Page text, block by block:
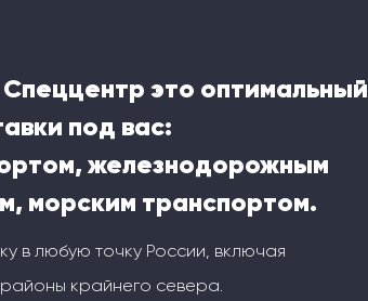
Спеццентр это оптимальный
под вас:
железнодорожным
морским транспортом.
в любую точку России, включая
крайнего севера.